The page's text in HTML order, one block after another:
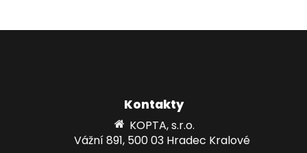
Kontakty
KOPTA, s.r.o.
Vážní 891, 500 03 Hradec Kralové